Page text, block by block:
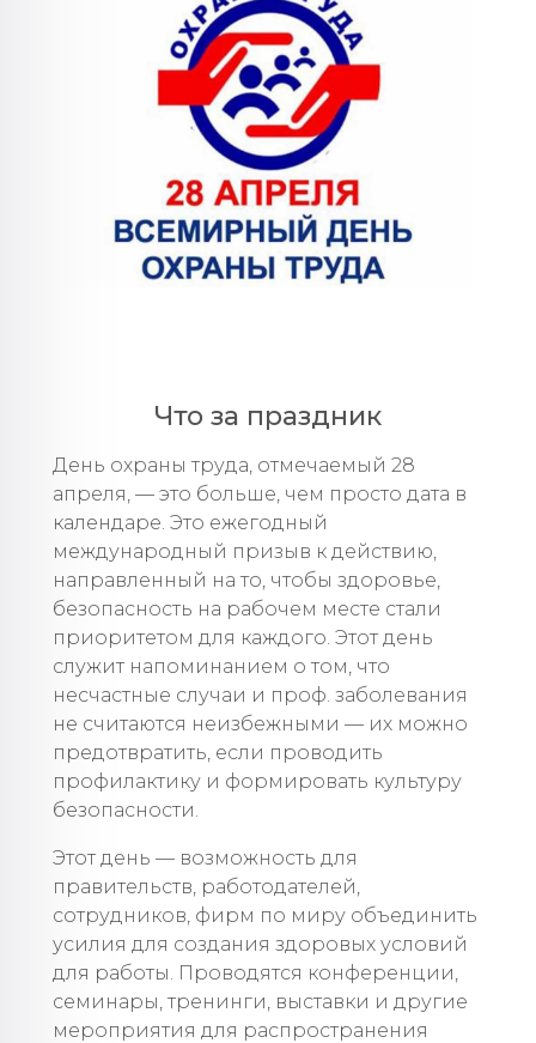
Что за праздник
День охраны труда, отмечаемый 28
апреля, — это больше, чем просто дата в
календаре. Это ежегодный
международный призыв к действию,
направленный на то, чтобы здоровье,
безопасность на рабочем месте стали
приоритетом для каждого. Этот день
служит напоминанием о том, что
несчастные случаи и проф. заболевания
не считаются неизбежными — их можно
предотвратить, если проводить
профилактику и формировать культуру
безопасности.
Этот день — возможность для
правительств, работодателей,
сотрудников, фирм по миру объединить
усилия для создания здоровых условий
для работы. Проводятся конференции,
семинары, тренинги, выставки и другие
мероприятия для распространения